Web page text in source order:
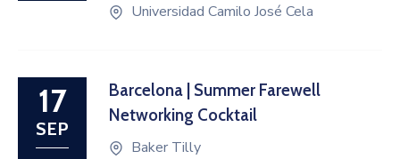
Universidad Camilo José Cela
17
SEP
Barcelona | Summer Farewell
Networking Cocktail
Baker Tilly